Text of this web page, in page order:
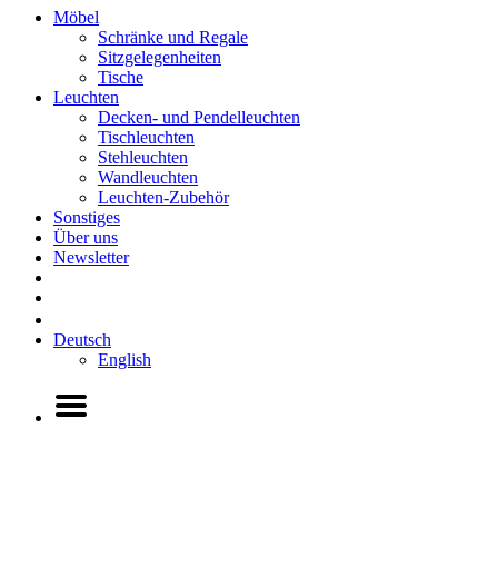
Möbel
Schränke und Regale
Sitzgelegenheiten
Tische
Leuchten
Decken- und Pendelleuchten
Tischleuchten
Stehleuchten
Wandleuchten
Leuchten-Zubehör
Sonstiges
Über uns
Newsletter
Deutsch
English